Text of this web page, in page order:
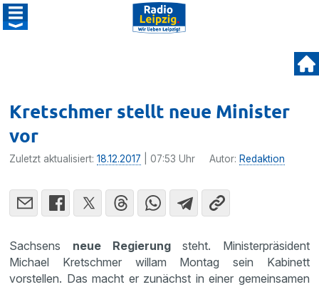
Kretschmer stellt neue Minister
vor
Zuletzt aktualisiert:18.12.2017 | 07:53 Uhr Autor: Redaktion
Sachsens neue Regierung steht. Ministerpräsident
Michael Kretschmer willam Montag sein Kabinett
vorstellen. Das macht er zunächst in einer gemeinsamen